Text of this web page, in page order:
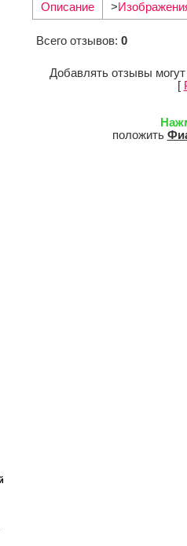
Описание >
Всего отзывов: 0
Добавлять отзывы
[
положить